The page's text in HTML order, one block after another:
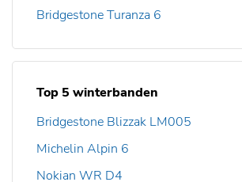
Bridgestone Turanza 6
Top 5 winterbanden
Bridgestone Blizzak LM005
Michelin Alpin 6
Nokian WR D4